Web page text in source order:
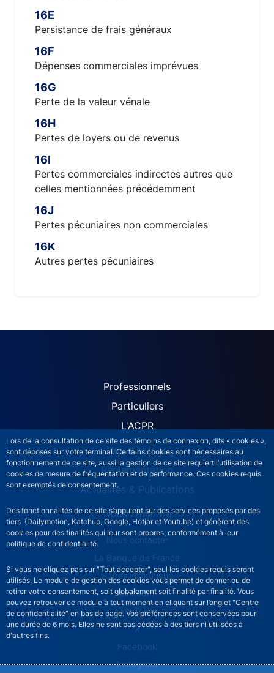
Lors de la consultation de ce site des témoins de connexion, dits « cookies »,
sont déposés sur votre terminal. Certains cookies sont nécessaires au
fonctionnement de ce site, aussi la gestion de ce site requiert l’utilisation de
cookies de mesure de fréquentation et de performance. Ces cookies requis
sont exemptés de consentement.
Des fonctionnalités de ce site s’appuient sur des services proposés par des
tiers (Dailymotion, Katchup, Google, Hotjar et Youtube) et génèrent des
cookies pour des finalités qui leur sont propres, conformément à leur
politique de confidentialité.
Si vous ne cliquez pas sur "Tout accepter", seul les cookies requis seront
utilisés. Le module de gestion des cookies vous permet de donner ou de
retirer votre consentement, soit globalement soit finalité par finalité. Vous
pouvez retrouver ce module à tout moment en cliquant sur l’onglet "Centre
de confidentialité" en bas de page. Vos préférences sont conservées pour
une durée de 6 mois. Elles ne sont pas cédées à des tiers ni utilisées à
d'autres fins.
16E
Persistance de frais généraux
16F
Dépenses commerciales imprévues
16G
Perte de la valeur vénale
16H
Pertes de loyers ou de revenus
16I
Pertes commerciales indirectes autres que
celles mentionnées précédemment
16J
Pertes pécuniaires non commerciales
16K
Autres pertes pécuniaires
ACPR site navigation
Professionnels
Particuliers
L'ACPR
Nos missions
Réglementation
Actualités & Publications
Nous rejoindre
ACPR footer secondary menu (French)
Nous contacter
La Banque de France
Autres institutions
LinkedIn
YouTube
X
Facebook
Instagram